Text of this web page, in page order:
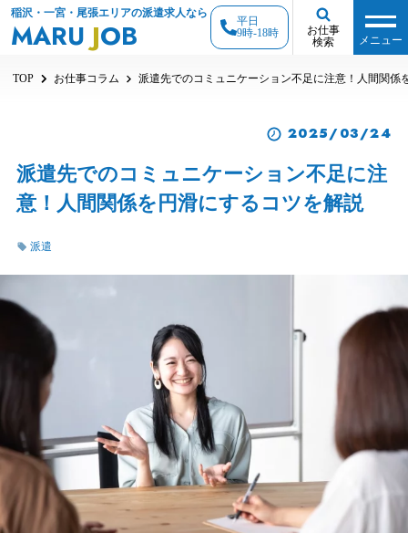
稲沢・一宮・尾張エリアの派遣求人なら
MARU JOB
平日
9時-18時
お仕事
検索
メニュー
TOP お仕事コラム 派遣先でのコミュニケーション不足に注意！人間関係
2025/03/24
派遣先でのコミュニケーション不足に注
意！人間関係を円滑にするコツを解説
派遣